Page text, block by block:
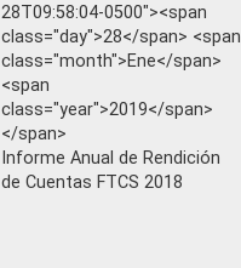
28T09:58:04-0500"><span
class="day">28</span> <span
class="month">Ene</span>
<span
class="year">2019</span>
</span>
Informe Anual de Rendición
de Cuentas FTCS 2018